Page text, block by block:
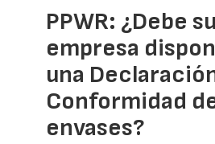
PPWR: ¿Debe su
empresa
una
Conformidad
envases?